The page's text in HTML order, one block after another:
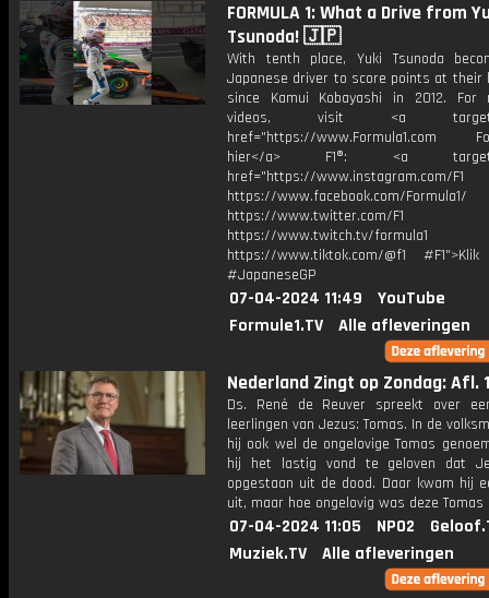
FORMULA 1: What a Drive from
Tsunoda! 🇯🇵
With tenth place, Yuki Tsunoda
Japanese driver to score points at their
since Kamui Kobayashi in 2012. For
videos, visit <a
href="https://www.Formula1.com
hier</a> F1®: <a
href="https://www.instagram.com/F1
https://www.facebook.com/Formula1/
https://www.twitter.com/F1
https://www.twitch.tv/formula1
https://www.tiktok.com/@f1
#JapaneseGP
07-04-2024 11:49
YouTube
Formule1.TV
Alle afleveringen
Nederland Zingt op Zondag: Afl.
Ds. René de Reuver spreekt over
leerlingen van Jezus: Tomas. In de
hij ook wel de ongelovige Tomas
hij het lastig vond te geloven dat
opgestaan uit de dood. Daar kwam hij
uit, maar hoe ongelovig was deze Tomas
07-04-2024 11:05 NPO2
Muziek.TV
Alle afleveringen